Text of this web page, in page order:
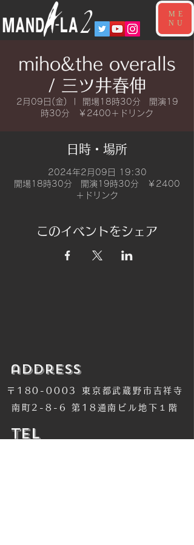
ME
NU
miho&the overalls
/ 三ツ井春伸
2月09日(金)
開場18時30分 開演19
時30分 ￥2400＋ドリンク
日時・場所
2024年2月09日 19:30
開場18時30分 開演19時30分 ￥2400
＋ドリンク
このイベントをシェア
​address
〒180-0003 東京都武蔵野市吉祥寺
南町2-8-6 第18通南ビル地下１階
​TEL